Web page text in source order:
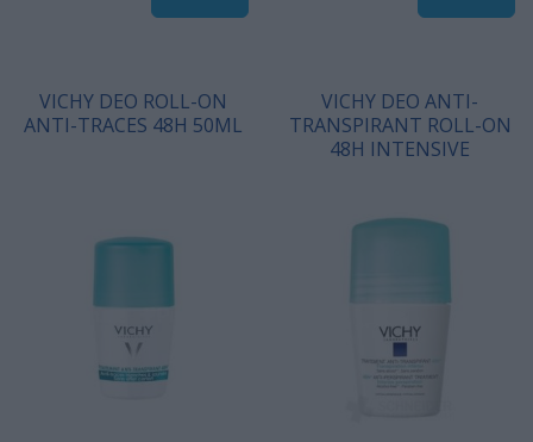
VICHY DEO ROLL-ON
ANTI-TRACES 48H 50ML
VICHY DEO ANTI-
TRANSPIRANT ROLL-ON
48H INTENSIVE